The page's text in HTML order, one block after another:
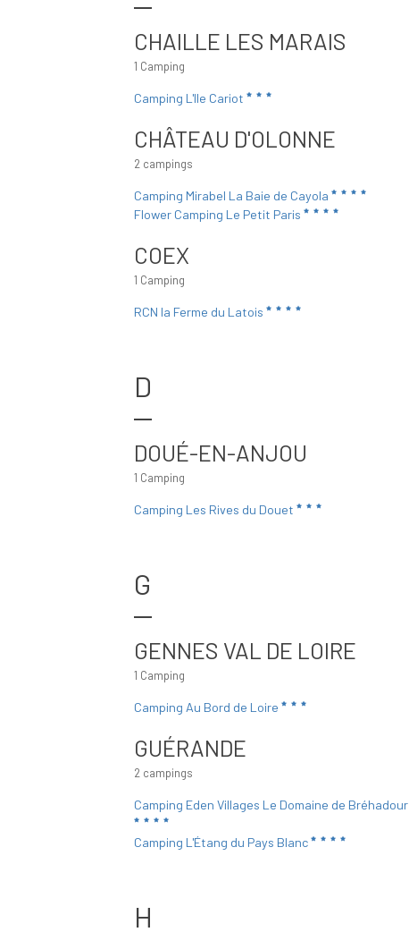
CHAILLE LES MARAIS
1 Camping
Camping L'Ile Cariot
CHÂTEAU D'OLONNE
2 campings
Camping Mirabel La Baie de Cayola
Flower Camping Le Petit Paris
COEX
1 Camping
RCN la Ferme du Latois
D
DOUÉ-EN-ANJOU
1 Camping
Camping Les Rives du Douet
G
GENNES VAL DE LOIRE
1 Camping
Camping Au Bord de Loire
GUÉRANDE
2 campings
Camping Eden Villages Le Domaine de Bréhadour
Camping L'Étang du Pays Blanc
H